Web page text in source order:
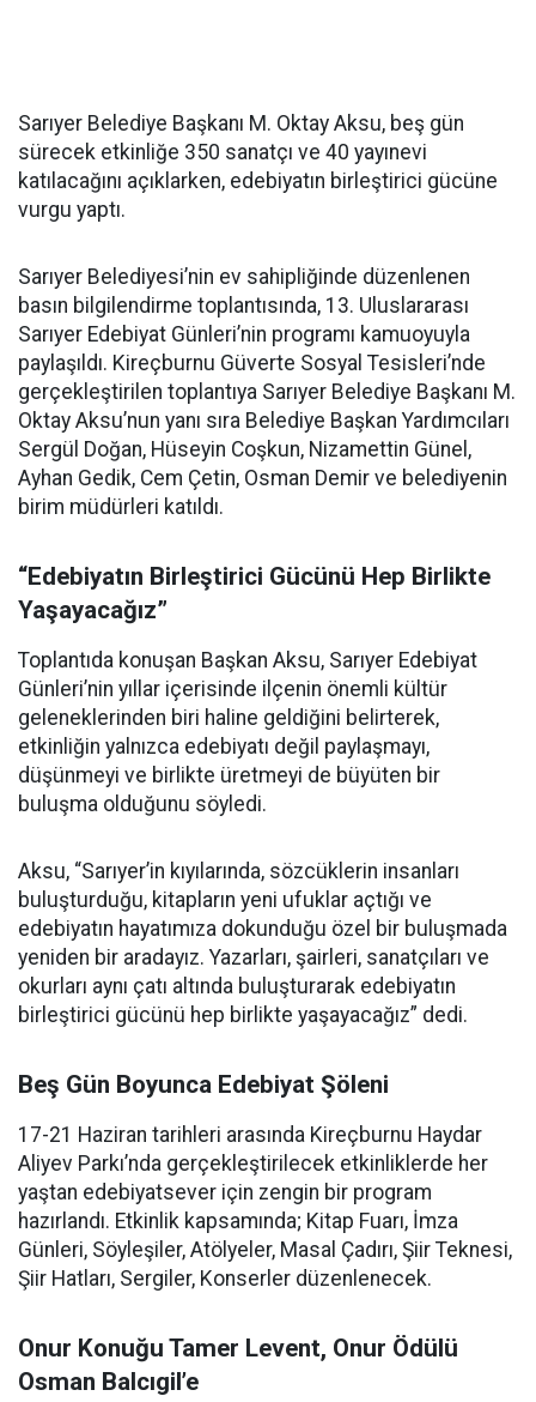
Sarıyer Belediye Başkanı M. Oktay Aksu, beş gün
sürecek etkinliğe 350 sanatçı ve 40 yayınevi
katılacağını açıklarken, edebiyatın birleştirici gücüne
vurgu yaptı.
Sarıyer Belediyesi’nin ev sahipliğinde düzenlenen
basın bilgilendirme toplantısında, 13. Uluslararası
Sarıyer Edebiyat Günleri’nin programı kamuoyuyla
paylaşıldı. Kireçburnu Güverte Sosyal Tesisleri’nde
gerçekleştirilen toplantıya Sarıyer Belediye Başkanı M.
Oktay Aksu’nun yanı sıra Belediye Başkan Yardımcıları
Sergül Doğan, Hüseyin Coşkun, Nizamettin Günel,
Ayhan Gedik, Cem Çetin, Osman Demir ve belediyenin
birim müdürleri katıldı.
“Edebiyatın Birleştirici Gücünü Hep Birlikte
Yaşayacağız”
Toplantıda konuşan Başkan Aksu, Sarıyer Edebiyat
Günleri’nin yıllar içerisinde ilçenin önemli kültür
geleneklerinden biri haline geldiğini belirterek,
etkinliğin yalnızca edebiyatı değil paylaşmayı,
düşünmeyi ve birlikte üretmeyi de büyüten bir
buluşma olduğunu söyledi.
Aksu, “Sarıyer’in kıyılarında, sözcüklerin insanları
buluşturduğu, kitapların yeni ufuklar açtığı ve
edebiyatın hayatımıza dokunduğu özel bir buluşmada
yeniden bir aradayız. Yazarları, şairleri, sanatçıları ve
okurları aynı çatı altında buluşturarak edebiyatın
birleştirici gücünü hep birlikte yaşayacağız” dedi.
Beş Gün Boyunca Edebiyat Şöleni
17-21 Haziran tarihleri arasında Kireçburnu Haydar
Aliyev Parkı’nda gerçekleştirilecek etkinliklerde her
yaştan edebiyatsever için zengin bir program
hazırlandı. Etkinlik kapsamında; Kitap Fuarı, İmza
Günleri, Söyleşiler, Atölyeler, Masal Çadırı, Şiir Teknesi,
Şiir Hatları, Sergiler, Konserler düzenlenecek.
Onur Konuğu Tamer Levent, Onur Ödülü
Osman Balcıgil’e